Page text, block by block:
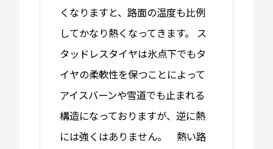
くなりますと、路面の温度も比例
してかなり熱くなってきます。 ス
タッドレスタイヤは氷点下でもタ
イヤの柔軟性を保つことによって
アイスバーンや雪道でも止まれる
構造になっておりますが、逆に熱
には強くはありません。 熱い路